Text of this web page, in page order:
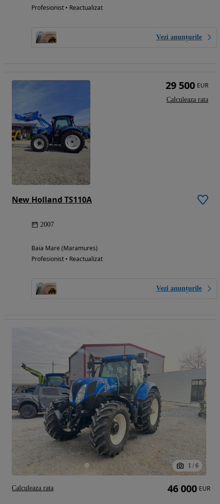
Profesionist • Reactualizat
Vezi anunțurile
New Holland TS110A
2007
Baia Mare (Maramures)
Profesionist • Reactualizat
Vezi anunțurile
29 500 EUR
Calculeaza rata
1 / 6
46 000 EUR
Calculeaza rata